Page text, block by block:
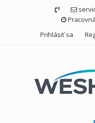
Prihlásiť sa